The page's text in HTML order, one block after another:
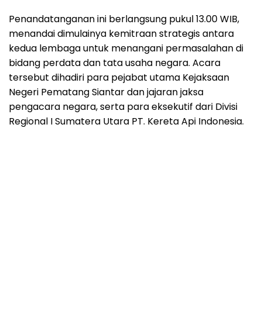
Penandatanganan ini berlangsung pukul 13.00 WIB,
menandai dimulainya kemitraan strategis antara
kedua lembaga untuk menangani permasalahan di
bidang perdata dan tata usaha negara. Acara
tersebut dihadiri para pejabat utama Kejaksaan
Negeri Pematang Siantar dan jajaran jaksa
pengacara negara, serta para eksekutif dari Divisi
Regional I Sumatera Utara PT. Kereta Api Indonesia.